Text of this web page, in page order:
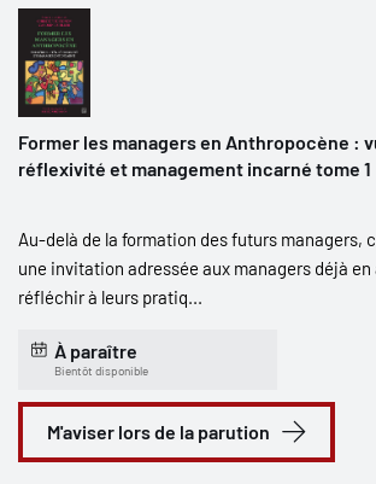
Former les managers en Anthropocène :
réflexivité et management incarné tome 1
Au-delà de la formation des futurs managers,
une invitation adressée aux managers déjà
réfléchir à leurs pratiq...
À paraître
Bientôt disponible
M'aviser lors de la parution